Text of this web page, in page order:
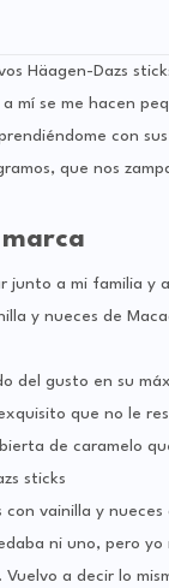
Häagen-Dazs
mí se me hacen
con
que nos
marca
a mi familia y
y nueces de
del gusto en su
que no le
de caramelo
vainilla y
ni uno, pero
a decir lo